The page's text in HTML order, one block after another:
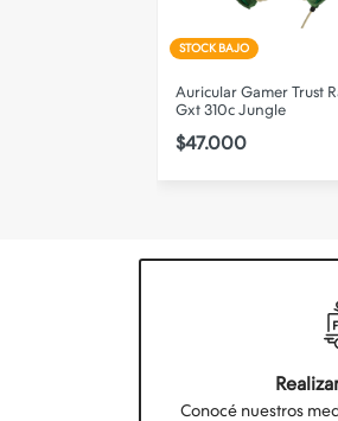
STOCK BAJO
Auricular Gamer Trust
Gxt 310c Jungle
$47.000
Conocé nuestros